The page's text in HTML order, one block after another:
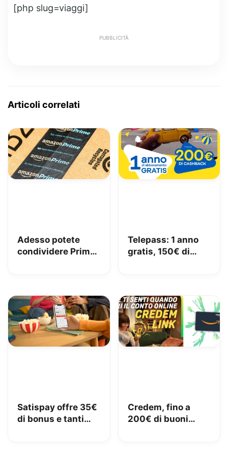
[php slug=viaggi]
PUBBLICITÀ
Articoli correlati
Adesso potete
condividere Prime
Telepass: 1 anno
gratis, 150€ di
Satispay offre 35€
di bonus e tanti
Credem, fino a
200€ di buoni